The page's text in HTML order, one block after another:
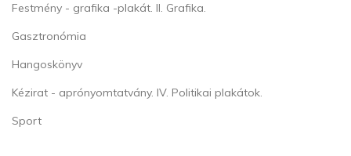
Festmény - grafika -plakát. II. Grafika.
Gasztronómia
Hangoskönyv
Kézirat - aprónyomtatvány. IV. Politikai plakátok.
Sport